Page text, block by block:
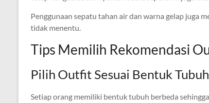
Penggunaan sepatu tahan air dan warna gelap juga
tidak menentu.
Tips Memilih Rekomendasi
Pilih Outfit Sesuai Bentuk Tubuh
Setiap orang memiliki bentuk tubuh berbeda